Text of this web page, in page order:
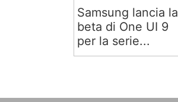
Samsung lancia la
beta di One UI 9
per la serie...